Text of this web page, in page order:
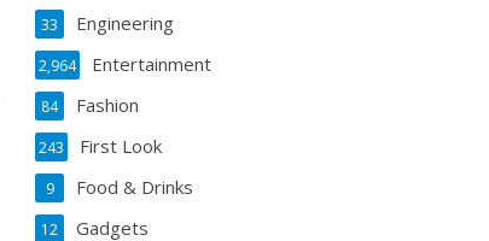
Engineering
33
Entertainment
2,964
Fashion
84
First Look
243
Food & Drinks
9
Gadgets
12